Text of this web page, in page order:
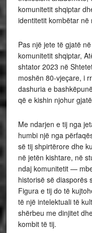
komunitetit shqiptar
identitetit kombëtar në
Pas një jete të gjatë
komunitetit shqiptar,
shtator 2023 në
moshën 80-vjeçare, i
dashuria e
që e kishin njohur
Me ndarjen e tij nga
humbi një nga
së tij shpirtërore dhe
në jetën kishtare, në
ndaj komunitetit —
historisë së diasporës
Figura e tij do të
të një intelektuali të
shërbeu me dinjitet
kombit të tij.